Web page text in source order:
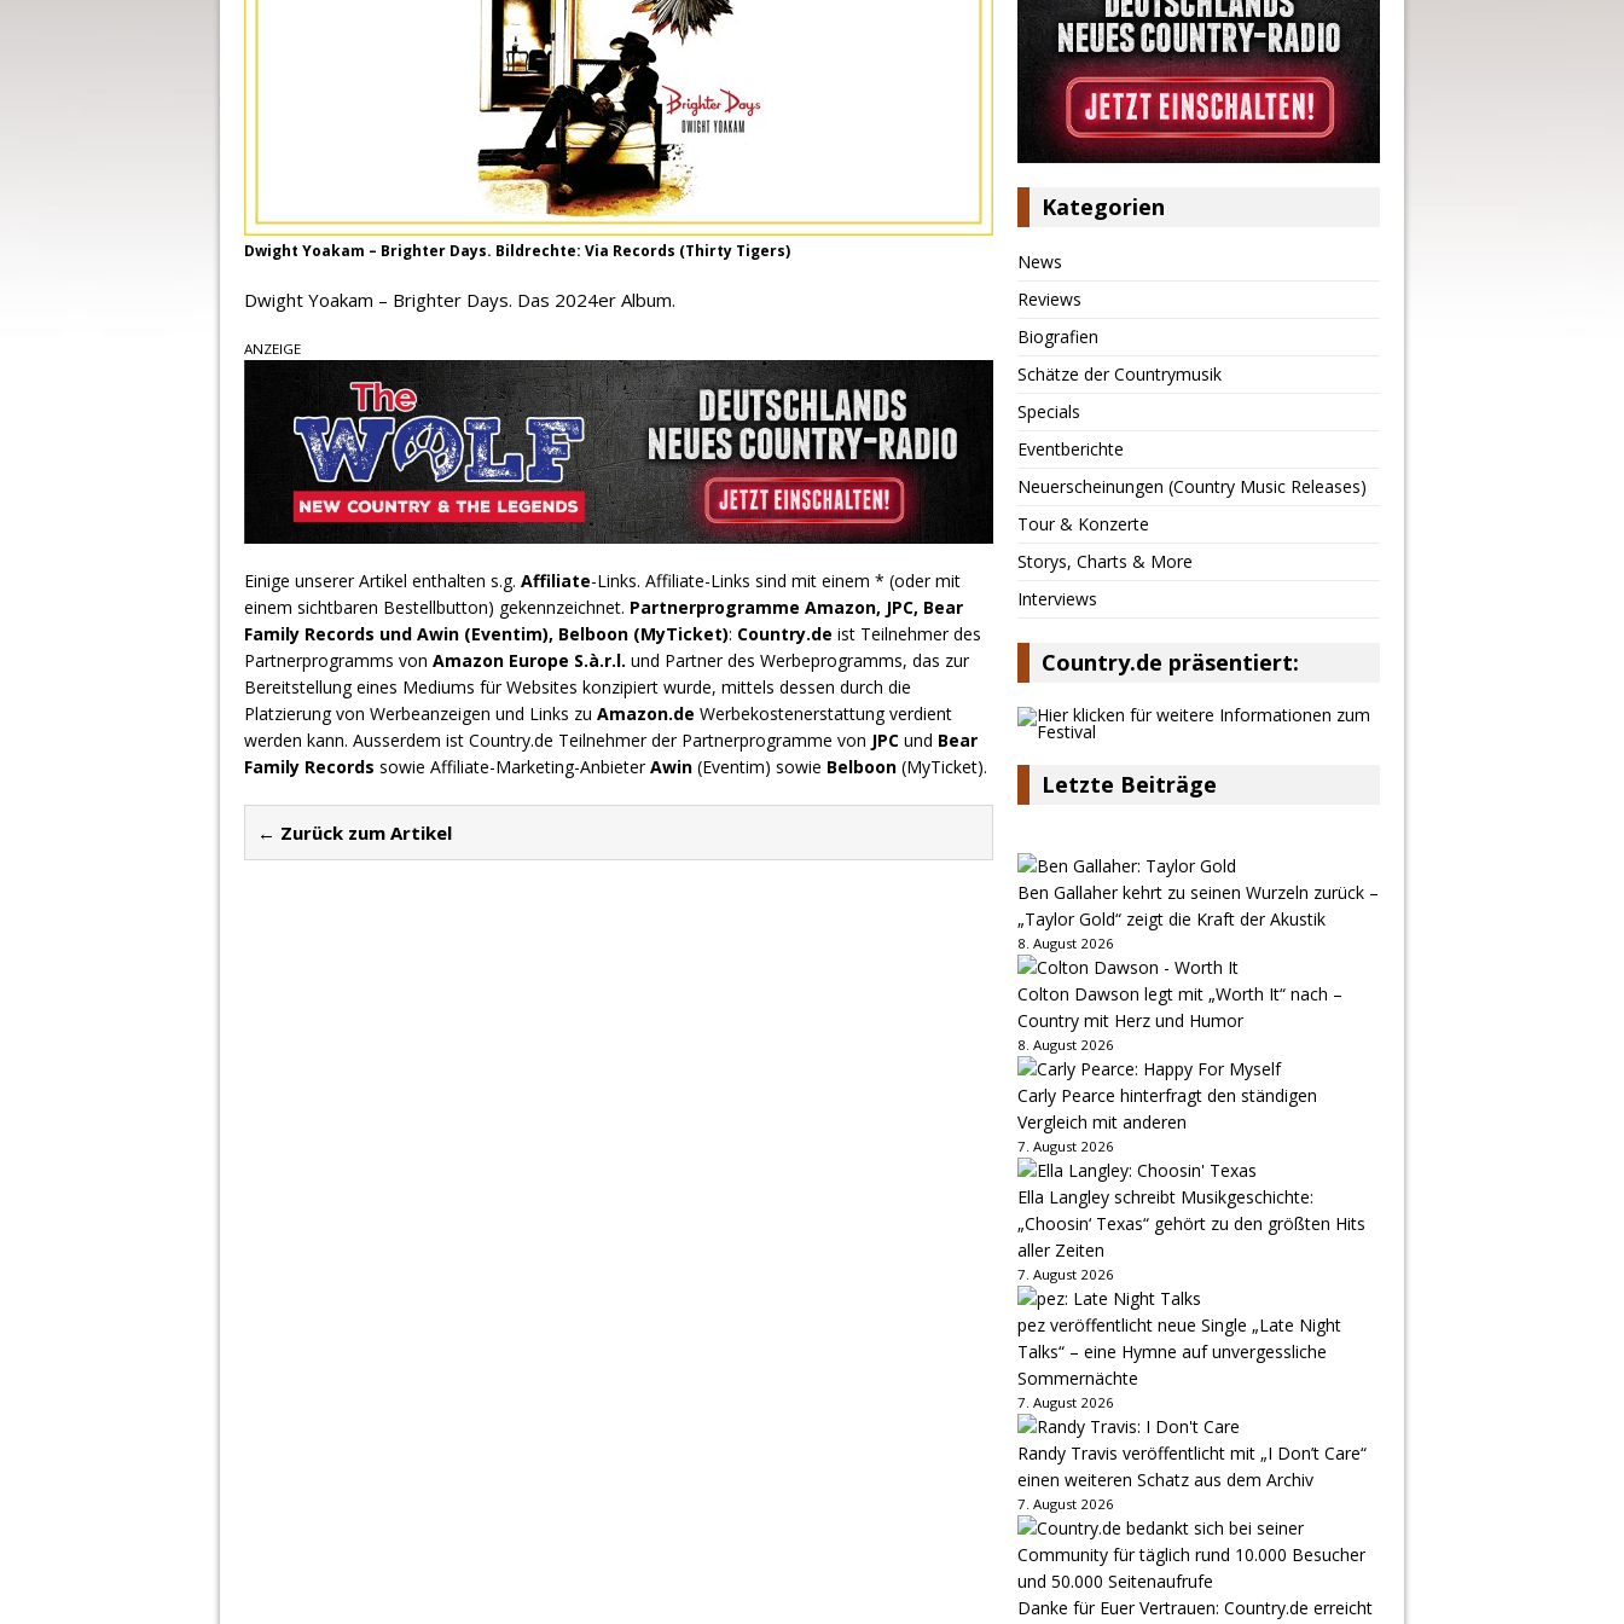
Dwight Yoakam – Brighter Days. Bildrechte: Via Records (Thirty Tigers)
Dwight Yoakam – Brighter Days. Das 2024er Album.
ANZEIGE
Einige unserer Artikel enthalten s.g. Affiliate-Links. Affiliate-Links sind mit einem * (oder mit
einem sichtbaren Bestellbutton) gekennzeichnet. Partnerprogramme Amazon, JPC, Bear
Family Records und Awin (Eventim), Belboon (MyTicket): Country.de ist Teilnehmer des
Partnerprogramms von Amazon Europe S.à.r.l. und Partner des Werbeprogramms, das zur
Bereitstellung eines Mediums für Websites konzipiert wurde, mittels dessen durch die
Platzierung von Werbeanzeigen und Links zu Amazon.de Werbekostenerstattung verdient
werden kann. Ausserdem ist Country.de Teilnehmer der Partnerprogramme von JPC und Bear
Family Records sowie Affiliate-Marketing-AnbieterAwin (Eventim) sowie Belboon (MyTicket).
← Zurück zum Artikel
Kategorien
News
Reviews
Biografien
Schätze der Countrymusik
Specials
Eventberichte
Neuerscheinungen (Country Music Releases)
Tour & Konzerte
Storys, Charts & More
Interviews
Country.de präsentiert:
Letzte Beiträge
Ben Gallaher kehrt zu seinen Wurzeln zurück –
„Taylor Gold“ zeigt die Kraft der Akustik
8. August 2026
Colton Dawson legt mit „Worth It“ nach –
Country mit Herz und Humor
8. August 2026
Carly Pearce hinterfragt den ständigen
Vergleich mit anderen
7. August 2026
Ella Langley schreibt Musikgeschichte:
„Choosin‘ Texas“ gehört zu den größten Hits
aller Zeiten
7. August 2026
pez veröffentlicht neue Single „Late Night
Talks“ – eine Hymne auf unvergessliche
Sommernächte
7. August 2026
Randy Travis veröffentlicht mit „I Don’t Care“
einen weiteren Schatz aus dem Archiv
7. August 2026
Danke für Euer Vertrauen: Country.de erreicht